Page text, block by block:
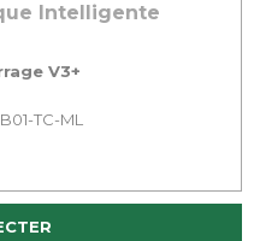
Intelligente
V3+
TC-ML